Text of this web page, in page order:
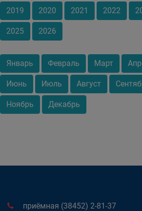
2019 2020 2021 2022
2025 2026
Январь Февраль Март
Июнь Июль Август
Ноябрь Декабрь
приёмная (38452) 2-81-37